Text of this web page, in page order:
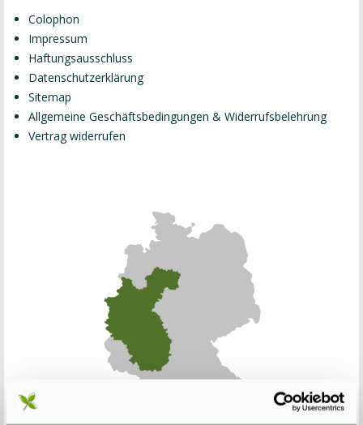
Colophon
Impressum
Haftungsausschluss
Datenschutzerklärung
Sitemap
Allgemeine Geschäftsbedingungen & Widerrufsbelehrung
Vertrag widerrufen